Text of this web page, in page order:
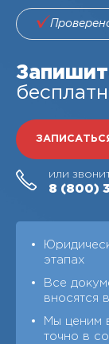
или
8 (800)
этапах
Все
вносятся
Мы ценим
точно в